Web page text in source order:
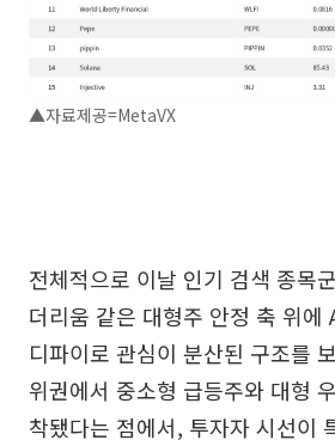
▲자료제공=MetaVX
전체적으로 이날 인기 검색 종목
더리움 같은 대형주 안정 축 위에
디파이로 관심이 분산된 구조를
위권에서 중소형 급등주와 대형
착됐다는 점에서, 투자자 시선이